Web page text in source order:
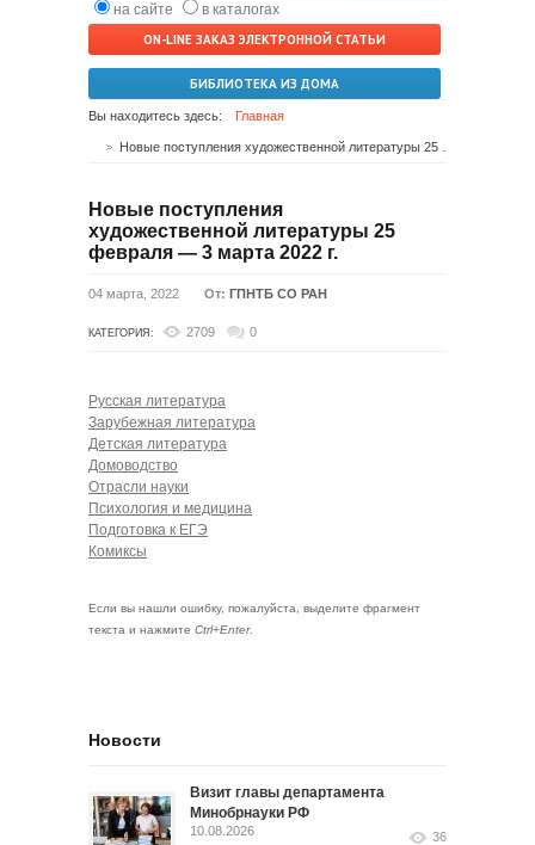
на сайте
в каталогах
ON-LINE ЗАКАЗ ЭЛЕКТРОННОЙ СТАТЬИ
БИБЛИОТЕКА ИЗ ДОМА
Вы находитесь здесь: Главная
Новые поступления
художественной литературы 25
февраля — 3 марта 2022 г.
04 марта, 2022 От: ГПНТБ СО РАН
КАТЕГОРИЯ: 2709 0
Русская литература
Зарубежная литература
Детская литература
Домоводство
Отрасли науки
Психология и медицина
Подготовка к ЕГЭ
Комиксы
Если вы нашли ошибку, пожалуйста, выделите фрагмент
текста и нажмите Ctrl+Enter.
Новости
Визит главы департамента
Минобрнауки РФ
10.08.2026 36